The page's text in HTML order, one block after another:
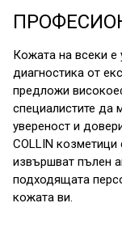
Кожата на всеки е
диагностика от
предложи
специалистите да
увереност и
COLLIN
извършват пълен
подходящата
кожата ви.